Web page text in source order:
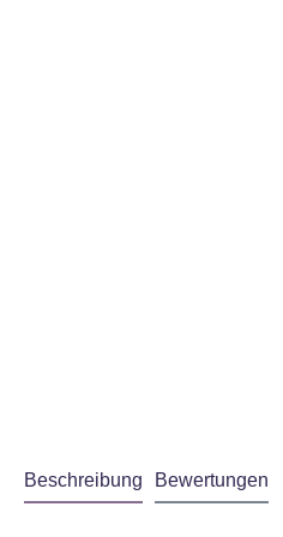
Beschreibung Bewertungen